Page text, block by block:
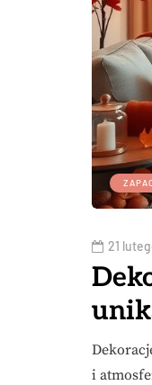
21
i